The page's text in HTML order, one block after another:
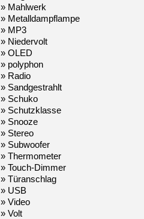
» Mahlwerk
» Metalldampflampe
» MP3
» Niedervolt
» OLED
» polyphon
» Radio
» Sandgestrahlt
» Schuko
» Schutzklasse
» Snooze
» Stereo
» Subwoofer
» Thermometer
» Touch-Dimmer
» Türanschlag
» USB
» Video
» Volt